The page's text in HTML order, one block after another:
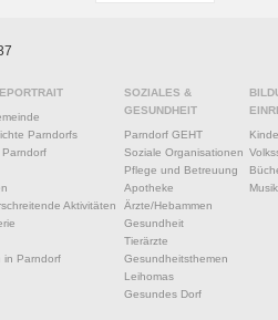
Parndorfs
Aktivitäten
in Parndorf
SOZIALES &
GESUNDHEIT
Parndorf GEHT
Soziale Organisationen
Pflege und Betreuung
Apotheke
Ärzte/Hebammen
Gesundheit
Tierärzte
Gesundheitsthemen
Leihomas
Gesundes Dorf